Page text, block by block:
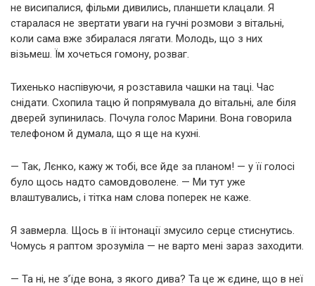
не висипалися, фільми дивились, планшети клацали. Я
старалася не звертати уваги на гучні розмови з вітальні,
коли сама вже збиралася лягати. Молодь, що з них
візьмеш. Їм хочеться гомону, розваг.
Тихенько наспівуючи, я розставила чашки на таці. Час
снідати. Схопила тацю й попрямувала до вітальні, але біля
дверей зупинилась. Почула голос Марини. Вона говорила
телефоном й думала, що я ще на кухні.
— Так, Лєнко, кажу ж тобі, все йде за планом! — у її голосі
було щось надто самовдоволене. — Ми тут уже
влаштувались, і тітка нам слова поперек не каже.
Я завмерла. Щось в її інтонації змусило серце стиснутись.
Чомусь я раптом зрозуміла — не варто мені зараз заходити.
— Та ні, не з’їде вона, з якого дива? Та це ж єдине, що в неї